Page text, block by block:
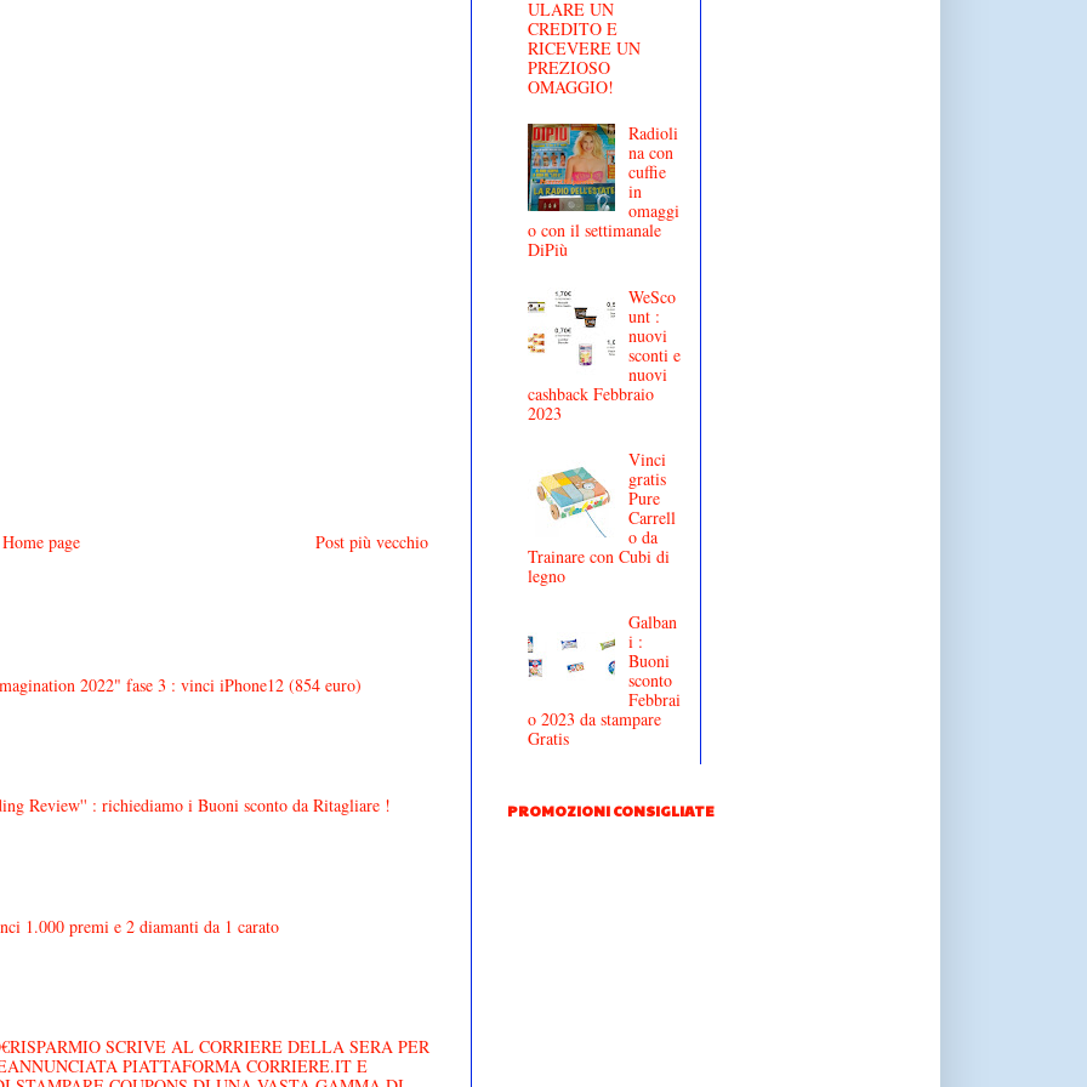
Post più vecchio
Home page
2022" fase 3 : vinci iPhone12 (854 euro)
Review'' : richiediamo i Buoni sconto da Ritagliare !
1.000 premi e 2 diamanti da 1 carato
SCRIVE AL CORRIERE DELLA SERA PER
PIATTAFORMA CORRIERE.IT E
ULARE UN
CREDITO E
RICEVERE UN
PREZIOSO
OMAGGIO!
Radioli
na con
cuffie
in
omaggi
o con il settimanale
DiPiù
WeSco
unt :
nuovi
sconti e
nuovi
cashback Febbraio
2023
Vinci
gratis
Pure
Carrell
o da
Trainare con Cubi di
legno
Galban
i :
Buoni
sconto
Febbrai
o 2023 da stampare
Gratis
PROMOZIONI CONSIGLIATE